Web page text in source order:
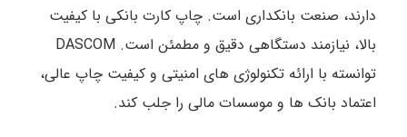
دارند، صنعت بانکداری است. چاپ کارت بانکی با کیفیت
بالا، نیازمند دستگاهی دقیق و مطمئن است. DASCOM
توانسته با ارائه تکنولوژی های امنیتی و کیفیت چاپ عالی،
اعتماد بانک ها و موسسات مالی را جلب کند.